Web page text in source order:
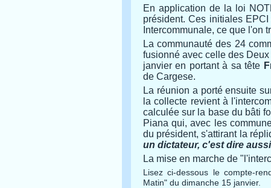
En application de la loi
président. Ces initiales
Intercommunale, ce que l'on
La communauté des 24
fusionné avec celle des
janvier en portant à sa tête
de Cargese.
La réunion a porté ensuite
la collecte revient à
calculée sur la base du bâti
Piana qui, avec les
du président, s'attirant la
un dictateur, c'est dire
La mise en marche de
Lisez ci-dessous le compte-
Matin" du dimanche 15 janvier.